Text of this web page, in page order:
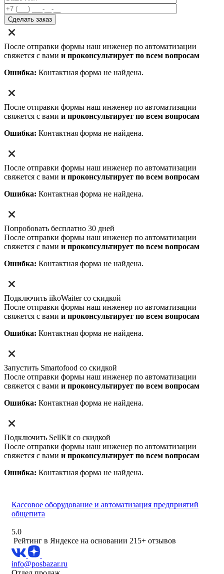
После отправки формы наш инженер по автоматизации
свяжется с вами и проконсультирует по всем вопросам
Ошибка: Контактная форма не найдена.
После отправки формы наш инженер по автоматизации
свяжется с вами и проконсультирует по всем вопросам
Ошибка: Контактная форма не найдена.
После отправки формы наш инженер по автоматизации
свяжется с вами и проконсультирует по всем вопросам
Ошибка: Контактная форма не найдена.
Попробовать бесплатно 30 дней
После отправки формы наш инженер по автоматизации
свяжется с вами и проконсультирует по всем вопросам
Ошибка: Контактная форма не найдена.
Подключить iikoWaiter со скидкой
После отправки формы наш инженер по автоматизации
свяжется с вами и проконсультирует по всем вопросам
Ошибка: Контактная форма не найдена.
Запустить Smartofood со скидкой
После отправки формы наш инженер по автоматизации
свяжется с вами и проконсультирует по всем вопросам
Ошибка: Контактная форма не найдена.
Подключить SellKit со скидкой
После отправки формы наш инженер по автоматизации
свяжется с вами и проконсультирует по всем вопросам
Ошибка: Контактная форма не найдена.
Кассовое оборудование и автоматизация предприятий
общепита
5.0
Рейтинг в Яндексе на основании 215+ отзывов
info@posbazar.ru